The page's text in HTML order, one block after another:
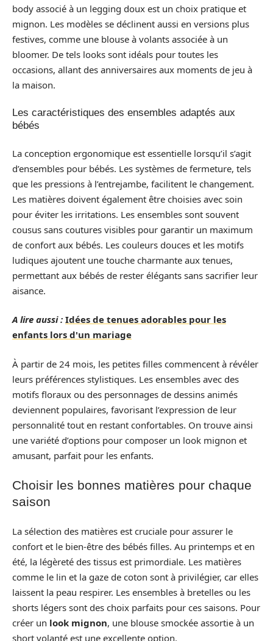
body associé à un legging doux est un choix pratique et
mignon. Les modèles se déclinent aussi en versions plus
festives, comme une blouse à volants associée à un
bloomer. De tels looks sont idéals pour toutes les
occasions, allant des anniversaires aux moments de jeu à
la maison.
Les caractéristiques des ensembles adaptés aux
bébés
La conception ergonomique est essentielle lorsqu’il s’agit
d’ensembles pour bébés. Les systèmes de fermeture, tels
que les pressions à l’entrejambe, facilitent le changement.
Les matières doivent également être choisies avec soin
pour éviter les irritations. Les ensembles sont souvent
cousus sans coutures visibles pour garantir un maximum
de confort aux bébés. Les couleurs douces et les motifs
ludiques ajoutent une touche charmante aux tenues,
permettant aux bébés de rester élégants sans sacrifier leur
aisance.
A lire aussi : Idées de tenues adorables pour les
enfants lors d'un mariage
À partir de 24 mois, les petites filles commencent à révéler
leurs préférences stylistiques. Les ensembles avec des
motifs floraux ou des personnages de dessins animés
deviennent populaires, favorisant l’expression de leur
personnalité tout en restant confortables. On trouve ainsi
une variété d’options pour composer un look mignon et
amusant, parfait pour les enfants.
Choisir les bonnes matières pour chaque
saison
La sélection des matières est cruciale pour assurer le
confort et le bien-être des bébés filles. Au printemps et en
été, la légèreté des tissus est primordiale. Les matières
comme le lin et la gaze de coton sont à privilégier, car elles
laissent la peau respirer. Les ensembles à bretelles ou les
shorts légers sont des choix parfaits pour ces saisons. Pour
créer un look mignon, une blouse smockée assortie à un
short volanté est une excellente option.